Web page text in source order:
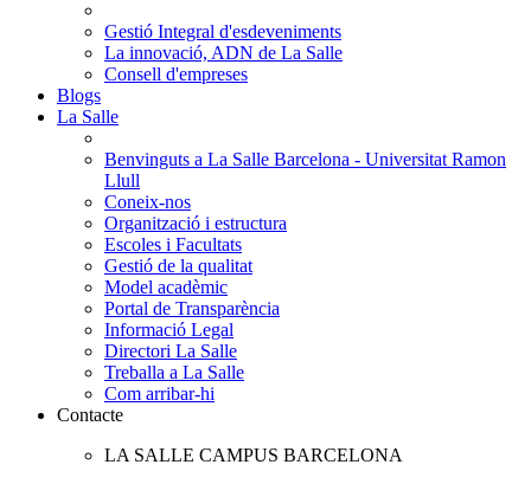
Gestió Integral d'esdeveniments
La innovació, ADN de La Salle
Consell d'empreses
Blogs
La Salle
Benvinguts a La Salle Barcelona - Universitat Ramon
Llull
Coneix-nos
Organització i estructura
Escoles i Facultats
Gestió de la qualitat
Model acadèmic
Portal de Transparència
Informació Legal
Directori La Salle
Treballa a La Salle
Com arribar-hi
Contacte
LA SALLE CAMPUS BARCELONA